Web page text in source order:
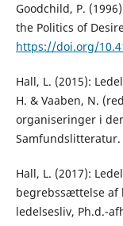
Goodchild, P.
the Politics of
https://doi.org/
Hall, L. (2015):
H. & Vaaben, N.
organiseringer i
Samfundslitteratur.
Hall, L. (2017):
begrebssættelse
ledelsesliv, Ph.d.-